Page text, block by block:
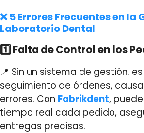
❌ 5 Errores Frecuentes en la
Laboratorio Dental
1️⃣ Falta de Control en los
📍 Sin un sistema de gestión,
seguimiento de órdenes,
errores. Con Fabrikdent,
tiempo real cada pedido,
entregas precisas.